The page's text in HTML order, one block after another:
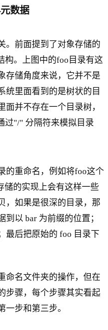
数据
。前面提到了对象存储的
构。上图中的foo目录有这
存储角度来说，它并不是
统里面看到的是树状的目
并不存在一个目录树，
过"/" 分隔符来模拟目录
的重命名，例如将foo这个
储的实现上会有这样一些
，如果是很深的目录，那
以 bar 为前缀的位置；
最后把原始的 foo 目录下
命名文件夹的操作，但在
步骤，每个步骤其实看起
一步和第三步。